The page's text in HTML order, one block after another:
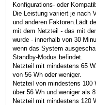
Konfigurations- oder
Die Leistung variiert je nach
und anderen Faktoren.Lädt
mit dem Netzteil - das mit
wurde - innerhalb von 30
wenn das System
Standby-Modus befindet.
Netzteil mit mindestens 65
von 56 Wh oder weniger.
Netzteil von mindestens 100
über 56 Wh und weniger als
Netzteil mit mindestens 120